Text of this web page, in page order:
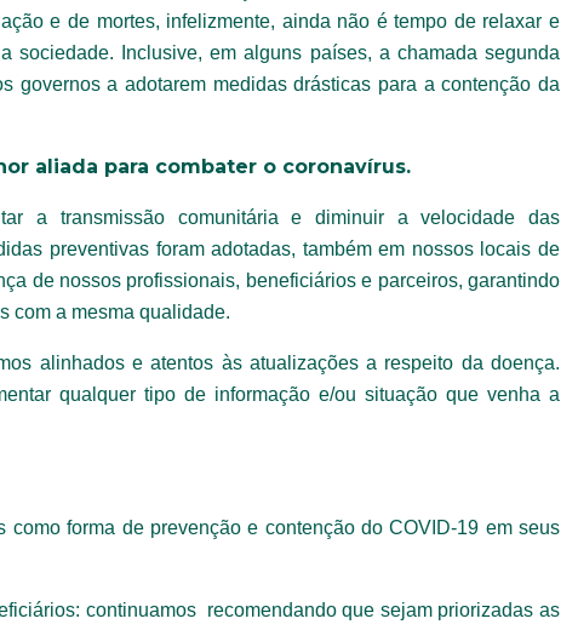
e de mortes, infelizmente, ainda não é tempo de relaxar e
sociedade. Inclusive, em alguns países, a chamada segunda
governos a adotarem medidas drásticas para a contenção da
aliada para combater o coronavírus.
a transmissão comunitária e diminuir a velocidade das
preventivas foram adotadas, também em nossos locais de
de nossos profissionais, beneficiários e parceiros, garantindo
com a mesma qualidade.
alinhados e atentos às atualizações a respeito da doença.
qualquer tipo de informação e/ou situação que venha a
como forma de prevenção e contenção do COVID-19 em seus
continuamos recomendando que sejam priorizadas as